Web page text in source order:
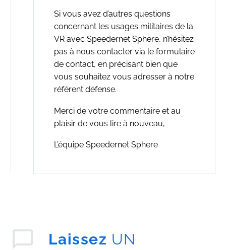
Si vous avez d’autres questions
concernant les usages militaires de la
VR avec Speedernet Sphere, n’hésitez
pas à nous contacter via le formulaire
de contact, en précisant bien que
vous souhaitez vous adresser à notre
référent défense.
Merci de votre commentaire et au
plaisir de vous lire à nouveau,
L’équipe Speedernet Sphere
Laissez UN